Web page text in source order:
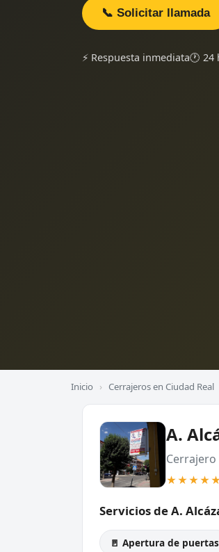
📞 Solicitar llamada
⚡ Respuesta inmediata🕐 24
Inicio › Cerrajeros en Ciudad Real
A.
Cerrajero
Servicios de A.
🚪 Apertura de puertas